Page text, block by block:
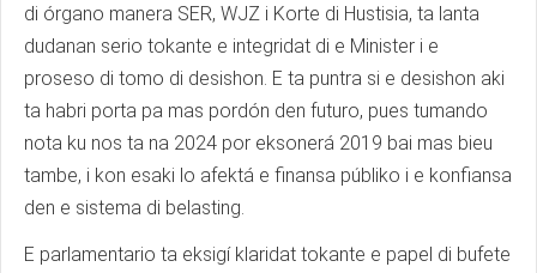
di órgano manera SER, WJZ i Korte di Hustisia, ta lanta
dudanan serio tokante e integridat di e Minister i e
proseso di tomo di desishon. E ta puntra si e desishon aki
ta habri porta pa mas pordón den futuro, pues tumando
nota ku nos ta na 2024 por eksonerá 2019 bai mas bieu
tambe, i kon esaki lo afektá e finansa públiko i e konfiansa
den e sistema di belasting.
E parlamentario ta eksigí klaridat tokante e papel di bufete